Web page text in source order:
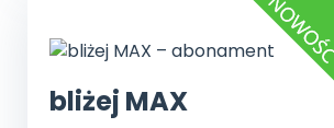
bliżej MAX